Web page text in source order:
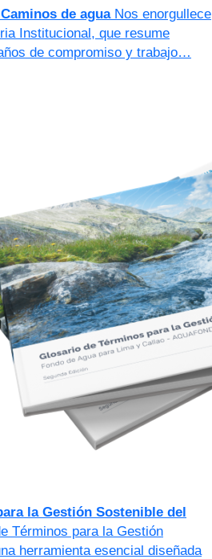
de agua Nos enorgullece
Institucional, que resume
de compromiso y trabajo…
la Gestión Sostenible del
Términos para la Gestión
herramienta esencial diseñada